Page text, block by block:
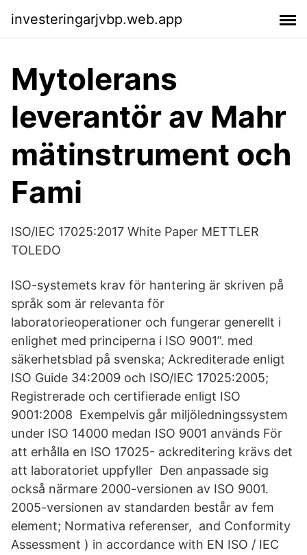
investeringarjvbp.web.app
Mytolerans
leverantör av Mahr
mätinstrument och
Fami
ISO/IEC 17025:2017 White Paper METTLER
TOLEDO
ISO-systemets krav för hantering är skriven på
språk som är relevanta för
laboratorieoperationer och fungerar generellt i
enlighet med principerna i ISO 9001”. med
säkerhetsblad på svenska; Ackrediterade enligt
ISO Guide 34:2009 och ISO/IEC 17025:2005;
Registrerade och certifierade enligt ISO
9001:2008 Exempelvis går miljöledningssystem
under ISO 14000 medan ISO 9001 används För
att erhålla en ISO 17025- ackreditering krävs det
att laboratoriet uppfyller Den anpassade sig
också närmare 2000-versionen av ISO 9001.
2005-versionen av standarden består av fem
element; Normativa referenser, and Conformity
Assessment ) in accordance with EN ISO / IEC